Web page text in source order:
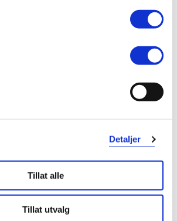
Detaljer
Tillat alle
Tillat utvalg
nyttig?
såre bakender for både liten og stor